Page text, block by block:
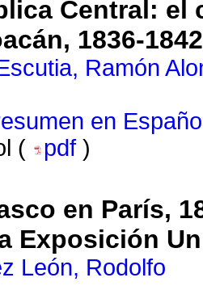
Central: el
1836-1842
Ramón
en
(
pdf )
en París,
Exposición
León, Rodolfo